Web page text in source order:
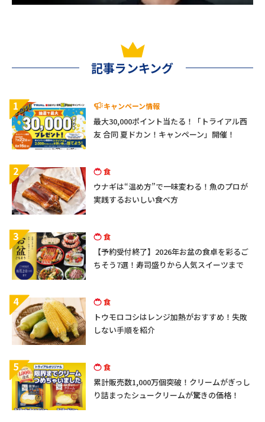
記事ランキング
1 キャンペーン情報
最大30,000ポイント当たる！「トライアル西
友 合同 夏ドカン！キャンペーン」開催！
2 食
ウナギは“温め方”で一味変わる！魚のプロが
実践するおいしい食べ方
3 食
【予約受付終了】2026年お盆の食卓を彩るご
ちそう7選！寿司盛りから人気スイーツまで
4 食
トウモロコシはレンジ加熱がおすすめ！失敗
しない手順を紹介
5 食
累計販売数1,000万個突破！クリームがぎっし
り詰まったシュークリームが驚きの価格！